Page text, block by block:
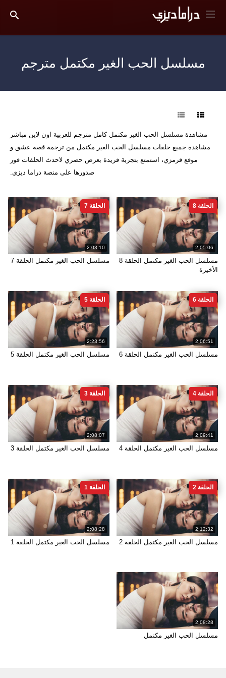
مسلسل الحب الغير مكتمل مترجم
مشاهدة مسلسل الحب الغير مكتمل كامل مترجم للعربية اون لاين مباشر
مشاهدة جميع حلقات مسلسل الحب الغير مكتمل من ترجمة قصة عشق و
موقع قرمزي، استمتع بتجربة فريدة بعرض حصري لاحدث الحلقات فور
صدورها على منصة دراما ديزي.
2:05:06
الحلقة 8
مسلسل الحب الغير مكتمل الحلقة 8
الأخيرة
2:03:10
الحلقة 7
مسلسل الحب الغير مكتمل الحلقة 7
2:06:51
الحلقة 6
مسلسل الحب الغير مكتمل الحلقة 6
2:23:56
الحلقة 5
مسلسل الحب الغير مكتمل الحلقة 5
2:09:41
الحلقة 4
مسلسل الحب الغير مكتمل الحلقة 4
2:08:07
الحلقة 3
مسلسل الحب الغير مكتمل الحلقة 3
2:12:32
الحلقة 2
مسلسل الحب الغير مكتمل الحلقة 2
2:08:28
الحلقة 1
مسلسل الحب الغير مكتمل الحلقة 1
2:08:28
مسلسل الحب الغير مكتمل